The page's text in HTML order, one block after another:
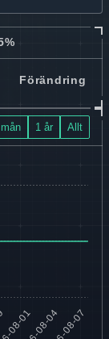
Förändring
1 år Allt